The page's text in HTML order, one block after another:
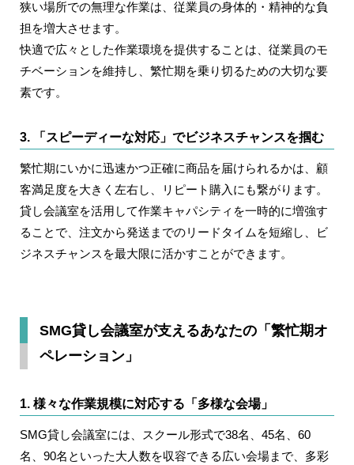
狭い場所での無理な作業は、従業員の身体的・精神的な負
担を増大させます。
快適で広々とした作業環境を提供することは、従業員のモ
チベーションを維持し、繁忙期を乗り切るための大切な要
素です。
3. 「スピーディーな対応」でビジネスチャンスを掴む
繁忙期にいかに迅速かつ正確に商品を届けられるかは、顧
客満足度を大きく左右し、リピート購入にも繋がります。
貸し会議室を活用して作業キャパシティを一時的に増強す
ることで、注文から発送までのリードタイムを短縮し、ビ
ジネスチャンスを最大限に活かすことができます。
SMG貸し会議室が支えるあなたの「繁忙期オ
ペレーション」
1. 様々な作業規模に対応する「多様な会場」
SMG貸し会議室には、スクール形式で38名、45名、60
名、90名といった大人数を収容できる広い会場まで、多彩